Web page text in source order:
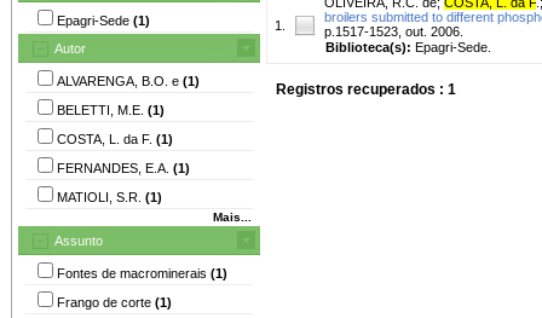
Epagri-Sede (1)
Autor
ALVARENGA, B.O. e (1)
BELETTI, M.E. (1)
COSTA, L. da F. (1)
FERNANDES, E.A. (1)
MATIOLI, S.R. (1)
Mais...
Assunto
Fontes de macrominerais (1)
Frango de corte (1)
1.
broilers submitted to different
p.1517-1523, out. 2006.
Biblioteca(s): Epagri-Sede.
Registros recuperados : 1